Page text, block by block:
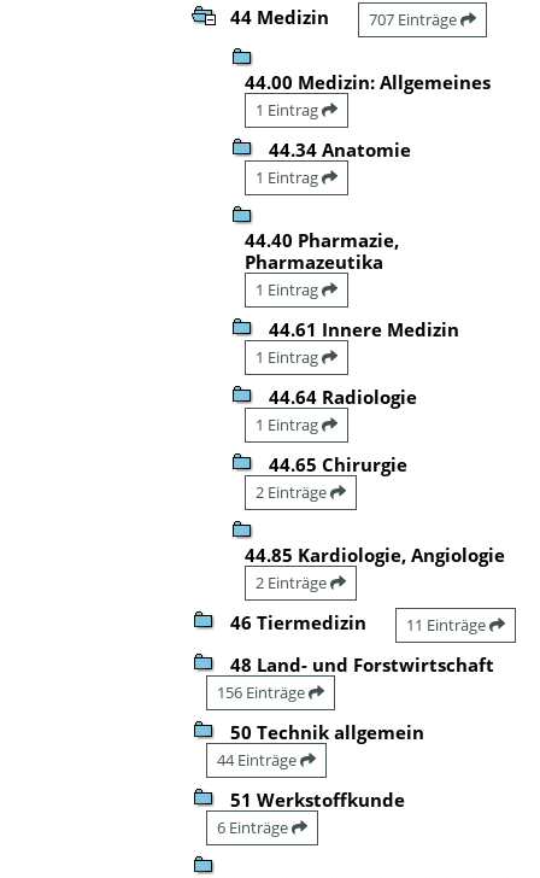
44 Medizin 707 Einträge
44.00 Medizin: Allgemeines
1 Eintrag
44.34 Anatomie
1 Eintrag
44.40 Pharmazie,
Pharmazeutika
1 Eintrag
44.61 Innere Medizin
1 Eintrag
44.64 Radiologie
1 Eintrag
44.65 Chirurgie
2 Einträge
44.85 Kardiologie, Angiologie
2 Einträge
46 Tiermedizin 11 Einträge
48 Land- und Forstwirtschaft
156 Einträge
50 Technik allgemein
44 Einträge
51 Werkstoffkunde
6 Einträge